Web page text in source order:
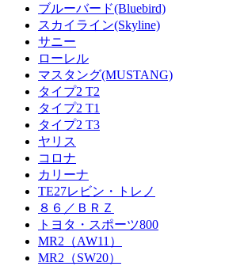
ブルーバード(Bluebird)
スカイライン(Skyline)
サニー
ローレル
マスタング(MUSTANG)
タイプ2 T2
タイプ2 T1
タイプ2 T3
ヤリス
コロナ
カリーナ
TE27レビン・トレノ
８６／ＢＲＺ
トヨタ・スポーツ800
MR2（AW11）
MR2（SW20）